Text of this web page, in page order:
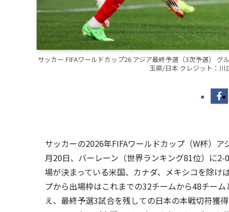
サッカー FIFAワールドカップ26 アジア最終予選（3次予選）
玉県/日本 クレジット：川
サッカーの2026年FIFAワールドカップ（W杯）
月20日、バーレーン（世界ランキング81位）に
場が決まっている米国、カナダ、メキシコを除
プから出場枠はこれまでの32チームから48チー
え、最終予選3試合を残しての日本の本戦切符獲